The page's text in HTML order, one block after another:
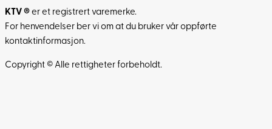
KTV ® er et registrert varemerke.
For henvendelser ber vi om at du bruker vår oppførte
kontaktinformasjon.
Copyright © Alle rettigheter forbeholdt.